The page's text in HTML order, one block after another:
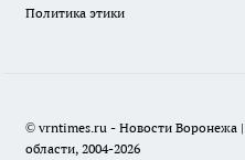
Политика этики
© vrntimes.ru - Новости Воронежа
области, 2004-2026